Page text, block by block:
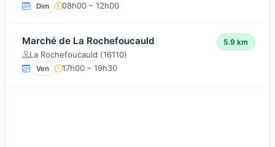
Dim 08h00 – 12h00
Marché de La Rochefoucauld
La Rochefoucauld (16110)
5.9 km
Ven 17h00 – 19h30